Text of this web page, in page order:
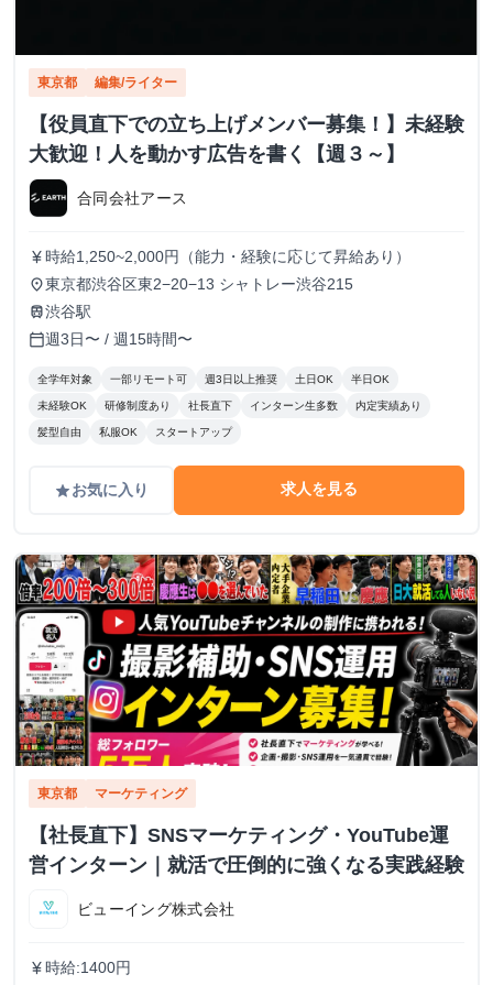
東京都 編集/ライター
【役員直下での立ち上げメンバー募集！】未経験
大歓迎！人を動かす広告を書く【週３～】
合同会社アース
currency_yen 時給1,250~2,000円（能力・経験に応じて昇給あり）
place東京都渋谷区東2−20−13 シャトレー渋谷215
train渋谷駅
calendar_today週3日〜 / 週15時間〜
全学年対象 一部リモート可 週3日以上推奨 土日OK 半日OK
未経験OK 研修制度あり 社長直下 インターン生多数 内定実績あり
髪型自由 私服OK スタートアップ
gradeお気に入り 求人を見る
東京都 マーケティング
【社長直下】SNSマーケティング・YouTube運
営インターン｜就活で圧倒的に強くなる実践経験
ビューイング株式会社
currency_yen 時給:1400円